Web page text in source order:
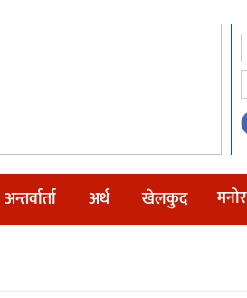
अन्तर्वार्ता अर्थ खेलकुद